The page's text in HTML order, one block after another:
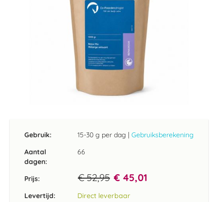
Gebruik: 15-30 g per dag | Gebruiksberekening
Aantal
dagen:
66
Prijs: € 52,95 € 45,01
Levertijd: Direct leverbaar
begin
afbeeldingen-
gallerij